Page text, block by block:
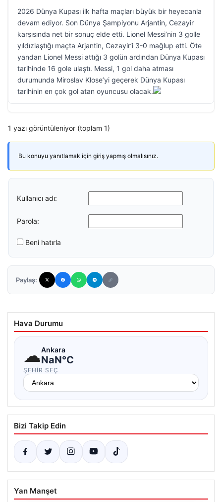
2026 Dünya Kupası ilk hafta maçları büyük bir heyecanla
devam ediyor. Son Dünya Şampiyonu Arjantin, Cezayir
karşısında net bir sonuç elde etti. Lionel Messi’nin 3 golle
yıldızlaştığı maçta Arjantin, Cezayir’i 3-0 mağlup etti. Öte
yandan Lionel Messi attığı 3 golün ardından Dünya Kupası
tarihinde 16 gole ulaştı. Messi, 1 gol daha atması
durumunda Miroslav Klose’yi geçerek Dünya Kupası
tarihinin en çok gol atan oyuncusu olacak.
1 yazı görüntüleniyor (toplam 1)
Bu konuyu yanıtlamak için giriş yapmış olmalısınız.
Kullanıcı adı:
Parola:
Beni hatırla
Paylaş:
Hava Durumu
☁Ankara
NaN°C
ŞEHIR SEÇ
Bizi Takip Edin
Yan Manşet